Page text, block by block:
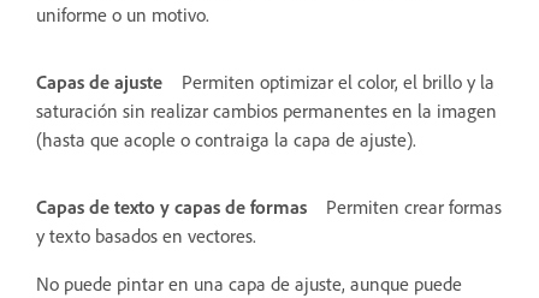
uniforme o un motivo.
Capas de ajuste
Permiten optimizar el color, el brillo y la
saturación sin realizar cambios permanentes en la imagen
(hasta que acople o contraiga la capa de ajuste).
Capas de texto y capas de formas
Permiten crear formas
y texto basados en vectores.
No puede pintar en una capa de ajuste, aunque puede